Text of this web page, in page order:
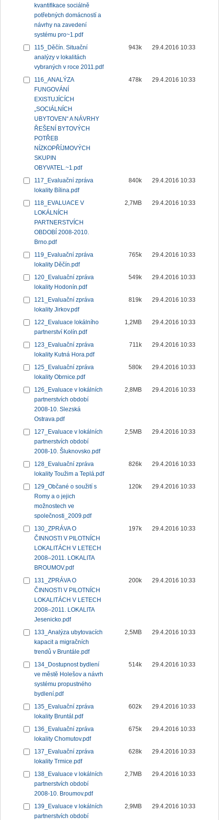
kvantifikace sociálně
potřebných domácností a
návrhy na zavedení
systému pro~1.pdf
115_Děčín. Situační
analýzy v lokalitách
vybraných v roce 2011.pdf
943k 29.4.2016 10:33
116_ANALÝZA
FUNGOVÁNÍ
EXISTUJÍCÍCH
„SOCIÁLNÍCH
UBYTOVEN“ A NÁVRHY
ŘEŠENÍ BYTOVÝCH
POTŘEB
NÍZKOPŘÍJMOVÝCH
SKUPIN
OBYVATEL.~1.pdf
478k 29.4.2016 10:33
117_Evaluační zpráva
lokality Bílina.pdf
840k 29.4.2016 10:33
118_EVALUACE V
LOKÁLNÍCH
PARTNERSTVÍCH
OBDOBÍ 2008-2010.
Brno.pdf
2,7MB 29.4.2016 10:33
119_Evaluační zpráva
lokality Děčín.pdf
765k 29.4.2016 10:33
120_Evaluační zpráva
lokality Hodonín.pdf
549k 29.4.2016 10:33
121_Evaluační zpráva
lokality Jirkov.pdf
819k 29.4.2016 10:33
122_Evaluace lokálního
partnerství Kolín.pdf
1,2MB 29.4.2016 10:33
123_Evaluační zpráva
lokality Kutná Hora.pdf
711k 29.4.2016 10:33
125_Evaluační zpráva
lokality Obrnice.pdf
580k 29.4.2016 10:33
126_Evaluace v lokálních
partnerstvích období
2008-10. Slezská
Ostrava.pdf
2,8MB 29.4.2016 10:33
127_Evaluace v lokálních
partnerstvích období
2008-10. Šluknovsko.pdf
2,5MB 29.4.2016 10:33
128_Evaluační zpráva
lokality Toužim a Teplá.pdf
826k 29.4.2016 10:33
129_Občané o soužití s
Romy a o jejich
možnostech ve
společnosti_2009.pdf
120k 29.4.2016 10:33
130_ZPRÁVA O
ČINNOSTI V PILOTNÍCH
LOKALITÁCH V LETECH
2008–2011. LOKALITA
BROUMOV.pdf
197k 29.4.2016 10:33
131_ZPRÁVA O
ČINNOSTI V PILOTNÍCH
LOKALITÁCH V LETECH
2008–2011. LOKALITA
Jesenicko.pdf
200k 29.4.2016 10:33
133_Analýza ubytovacích
kapacit a migračních
trendů v Bruntále.pdf
2,5MB 29.4.2016 10:33
134_Dostupnost bydlení
ve městě Holešov a návrh
systému propustného
bydlení.pdf
514k 29.4.2016 10:33
135_Evaluační zpráva
lokality Bruntál.pdf
602k 29.4.2016 10:33
136_Evaluační zpráva
lokality Chomutov.pdf
675k 29.4.2016 10:33
137_Evaluační zpráva
lokality Trmice.pdf
628k 29.4.2016 10:33
138_Evaluace v lokálních
partnerstvích období
2008-10. Broumov.pdf
2,7MB 29.4.2016 10:33
139_Evaluace v lokálních
partnerstvích období
2,9MB 29.4.2016 10:33